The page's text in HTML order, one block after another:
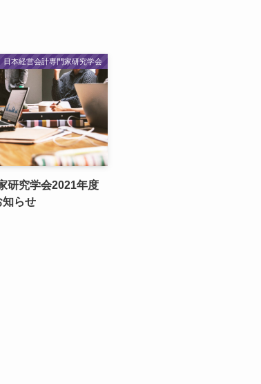
日本経営会計専門家研究学会
研究学会2021年度
知らせ